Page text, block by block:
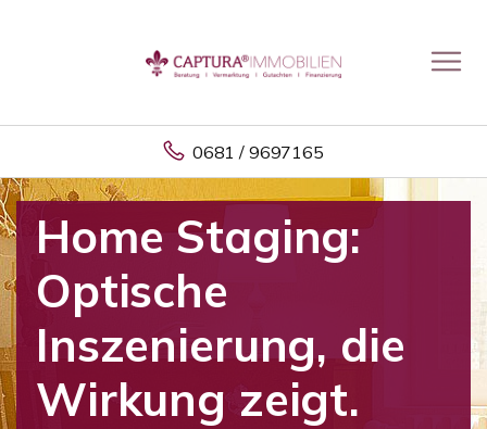
0681 / 9697165
Home Staging:
Optische
Inszenierung, die
Wirkung zeigt.